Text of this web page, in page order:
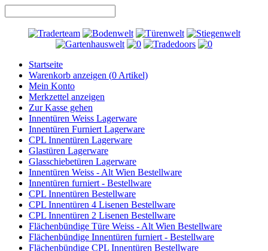
Startseite
Warenkorb anzeigen (0 Artikel)
Mein Konto
Merkzettel anzeigen
Zur Kasse gehen
Innentüren Weiss Lagerware
Innentüren Furniert Lagerware
CPL Innentüren Lagerware
Glastüren Lagerware
Glasschiebetüren Lagerware
Innentüren Weiss - Alt Wien Bestellware
Innentüren furniert - Bestellware
CPL Innentüren Bestellware
CPL Innentüren 4 Lisenen Bestellware
CPL Innentüren 2 Lisenen Bestellware
Flächenbündige Türe Weiss - Alt Wien Bestellware
Flächenbündige Innentüren furniert - Bestellware
Flächenbündige CPL Innentüren Bestellware